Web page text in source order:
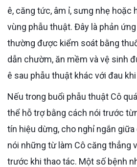
ê, căng tức, âm ỉ, sưng nhẹ hoặc
vùng phẫu thuật. Đây là phản
thường được kiểm soát bằng
dẫn chườm, ăn mềm và vệ sinh
ê sau phẫu thuật khác với đau
Nếu trong buổi phẫu thuật Cô quá lo lắng, Bác sĩ có
thể hỗ trợ bằng cách nói trước
tín hiệu dừng, cho nghỉ ngắn
nói những từ làm Cô căng thẳng
trước khi thao tác. Một số bệnh